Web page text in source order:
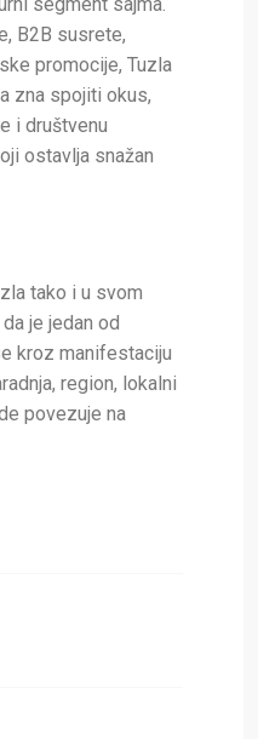
B2B susrete,
promocije, Tuzla
zna spojiti okus,
i društvenu
ostavlja snažan
tako i u svom
je jedan od
kroz manifestaciju
region, lokalni
povezuje na